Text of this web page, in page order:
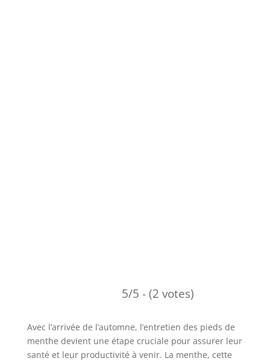
5/5 - (2 votes)
Avec l’arrivée de l’automne, l’entretien des pieds de
menthe devient une étape cruciale pour assurer leur
santé et leur productivité à venir. La menthe, cette